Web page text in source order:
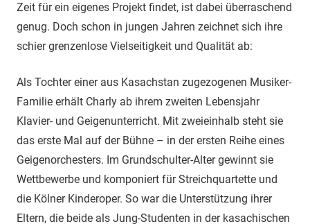
Zeit für ein eigenes Projekt findet, ist dabei überraschend
genug. Doch schon in jungen Jahren zeichnet sich ihre
schier grenzenlose Vielseitigkeit und Qualität ab:
Als Tochter einer aus Kasachstan zugezogenen Musiker-
Familie erhält Charly ab ihrem zweiten Lebensjahr
Klavier- und Geigenunterricht. Mit zweieinhalb steht sie
das erste Mal auf der Bühne – in der ersten Reihe eines
Geigenorchesters. Im Grundschulter-Alter gewinnt sie
Wettbewerbe und komponiert für Streichquartette und
die Kölner Kinderoper. So war die Unterstützung ihrer
Eltern, die beide als Jung-Studenten in der kasachischen